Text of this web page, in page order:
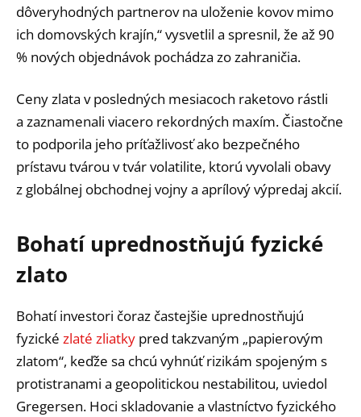
dôveryhodných partnerov na uloženie kovov mimo
ich domovských krajín,“ vysvetlil a spresnil, že až 90
% nových objednávok pochádza zo zahraničia.
Ceny zlata v posledných mesiacoch raketovo rástli
a zaznamenali viacero rekordných maxím. Čiastočne
to podporila jeho príťažlivosť ako bezpečného
prístavu tvárou v tvár volatilite, ktorú vyvolali obavy
z globálnej obchodnej vojny a aprílový výpredaj akcií.
Bohatí uprednostňujú fyzické
zlato
Bohatí investori čoraz častejšie uprednostňujú
fyzické zlaté zliatky pred takzvaným „papierovým
zlatom“, keďže sa chcú vyhnúť rizikám spojeným s
protistranami a geopolitickou nestabilitou, uviedol
Gregersen. Hoci skladovanie a vlastníctvo fyzického